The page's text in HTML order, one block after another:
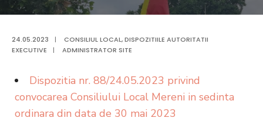
24.05.2023 | CONSILIUL LOCAL,DISPOZITIILE AUTORITATII
EXECUTIVE
| ADMINISTRATOR SITE
Dispozitia nr. 88/24.05.2023 privind
convocarea Consiliului Local Mereni in sedinta
ordinara din data de 30 mai 2023